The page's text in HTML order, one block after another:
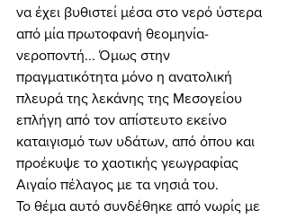
να έχει βυθιστεί μέσα στο νερό ύστερα
από μία πρωτοφανή θεομηνία-
νεροποντή... Όμως στην
πραγματικότητα μόνο η ανατολική
πλευρά της λεκάνης της Μεσογείου
επλήγη από τον απίστευτο εκείνο
καταιγισμό των υδάτων, από όπου και
προέκυψε το χαοτικής γεωγραφίας
Αιγαίο πέλαγος με τα νησιά του.
Το θέμα αυτό συνδέθηκε από νωρίς με